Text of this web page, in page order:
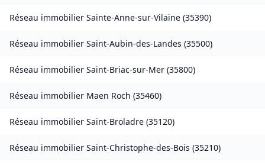
Réseau immobilier Sainte-Anne-sur-Vilaine (35390)
Réseau immobilier Saint-Aubin-des-Landes (35500)
Réseau immobilier Saint-Briac-sur-Mer (35800)
Réseau immobilier Maen Roch (35460)
Réseau immobilier Saint-Broladre (35120)
Réseau immobilier Saint-Christophe-des-Bois (35210)